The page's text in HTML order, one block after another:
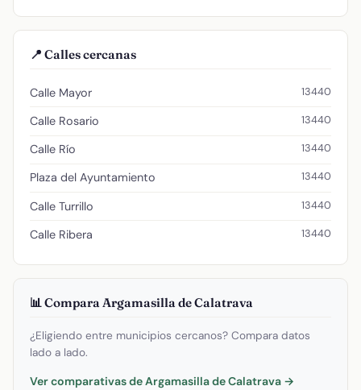
📍 Calles cercanas
Calle Mayor 13440
Calle Rosario 13440
Calle Río 13440
Plaza del Ayuntamiento 13440
Calle Turrillo 13440
Calle Ribera 13440
📊 Compara Argamasilla de Calatrava
¿Eligiendo entre municipios cercanos? Compara datos
lado a lado.
Ver comparativas de Argamasilla de Calatrava →